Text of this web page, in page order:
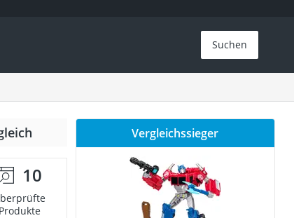
Suchen
10
Produkte
Vergleichssieger